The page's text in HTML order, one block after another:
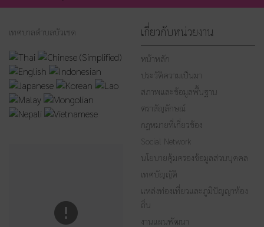
เทศบาลตำบลบัวเชด เกี่ยวกับหน่วยงาน
หน้าหลัก
ประวัติความเป็นมา
สภาพและข้อมูลพื้นฐาน
ตราสัญลักษณ์
กฎหมายที่เกี่ยวข้อง
Social Network
นโยบายคุ้มครองข้อมูลส่วนบุคคล
เทศบัญญัติ
แหล่งท่องเที่ยวและภูมิปัญญาท้อง
ถิ่น
งานแผนพัฒนา